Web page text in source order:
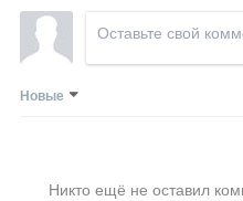
Новые
Никто ещё не оставил